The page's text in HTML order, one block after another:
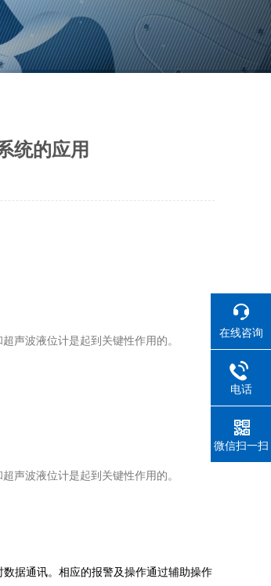
统的应用
声波液位计是起到关键性作用的。
声波液位计是起到关键性作用的。
数据通讯。相应的报警及操作通过辅助操作
在线咨询
电话
微信扫一扫